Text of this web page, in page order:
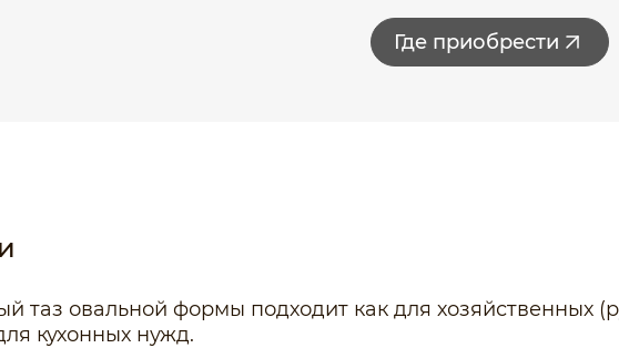
Где приобрести
таз овальной формы подходит как для хозяйственных
кухонных нужд.